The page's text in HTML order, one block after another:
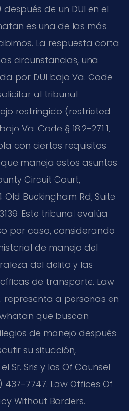
de un DUI en el
es una de las más
La respuesta corta
circunstancias, una
por DUI bajo Va. Code
al tribunal
restringido (restricted
Va. Code § 18.2-271.1,
con ciertos requisitos
maneja estos asuntos
Circuit Court,
Buckingham Rd, Suite
Este tribunal evalúa
por caso, considerando
de manejo del
del delito y las
de transporte. Law
representa a personas en
que buscan
de manejo después
su situación,
Sr. Sris y los Of Counsel
7747. Law Offices Of
Without Borders.